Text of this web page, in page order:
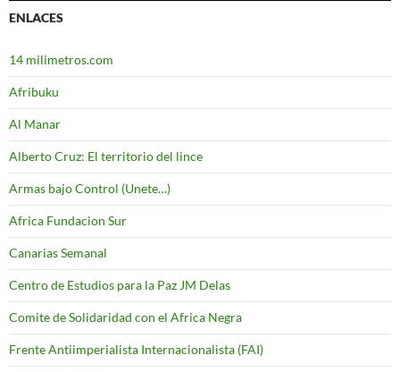
ENLACES
14 milimetros.com
Afribuku
Al Manar
Alberto Cruz: El territorio del lince
Armas bajo Control (Unete…)
Africa Fundacion Sur
Canarias Semanal
Centro de Estudios para la Paz JM Delas
Comite de Solidaridad con el Africa Negra
Frente Antiimperialista Internacionalista (FAI)